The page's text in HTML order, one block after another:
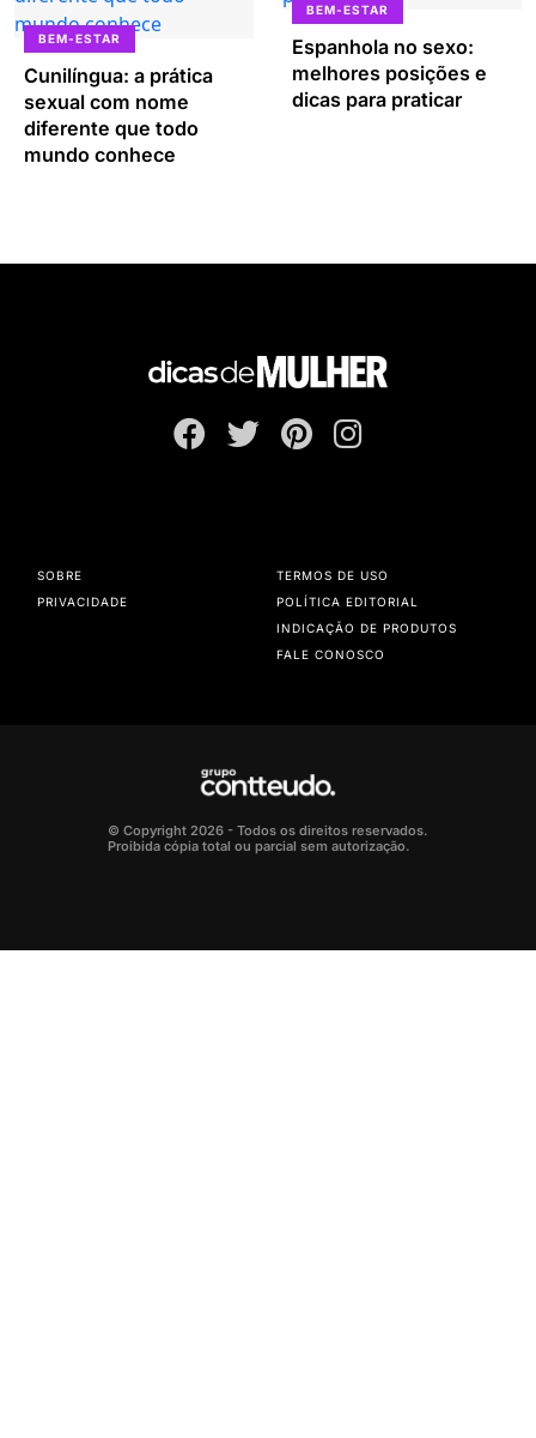
BEM-ESTAR
Cunilíngua: a prática
sexual com nome
diferente que todo
mundo conhece
BEM-ESTAR
Espanhola no sexo:
melhores posições e
dicas para praticar
SOBRE
PRIVACIDADE
TERMOS DE USO
POLÍTICA EDITORIAL
INDICAÇÃO DE PRODUTOS
FALE CONOSCO
© Copyright 2026 - Todos os direitos reservados.
Proibida cópia total ou parcial sem autorização.